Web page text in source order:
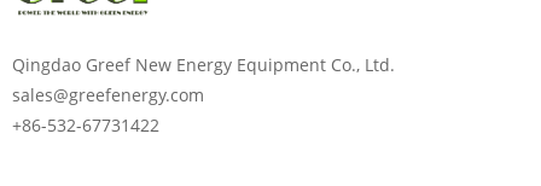
Qingdao Greef New Energy Equipment Co., Ltd.
sales@greefenergy.com
+86-532-67731422
Ange lösenordet